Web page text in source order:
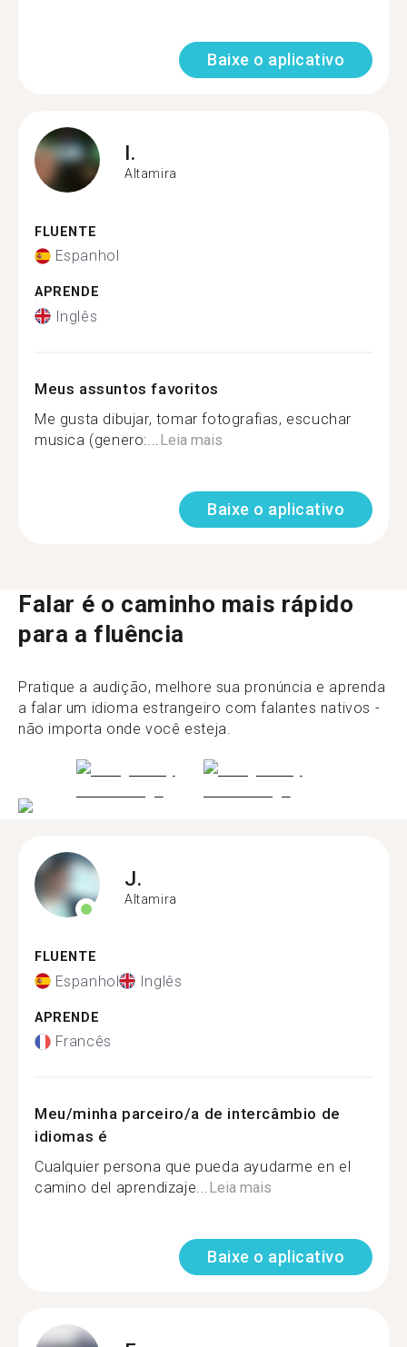
Baixe o aplicativo
I.
Altamira
FLUENTE
Espanhol
APRENDE
Inglês
Meus assuntos favoritos
Me gusta dibujar, tomar fotografias, escuchar
musica (genero:... Leia mais
Baixe o aplicativo
Falar é o caminho mais rápido
para a fluência
Pratique a audição, melhore sua pronúncia e aprenda
a falar um idioma estrangeiro com falantes nativos -
não importa onde você esteja.
J.
Altamira
FLUENTE
Espanhol Inglês
APRENDE
Francês
Meu/minha parceiro/a de intercâmbio de
idiomas é
Cualquier persona que pueda ayudarme en el
camino del aprendizaje...Leia mais
Baixe o aplicativo